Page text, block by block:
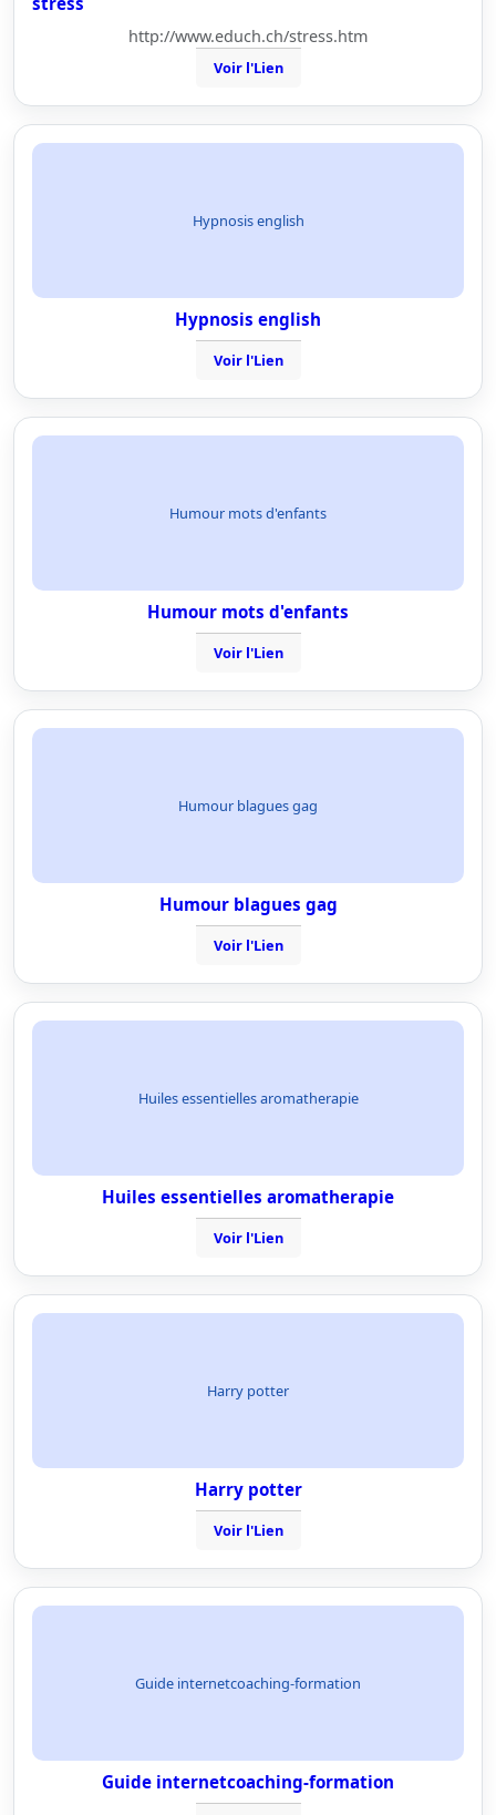
http://www.educh.ch/stress.htm
Voir l'Lien
Hypnosis english
Hypnosis english
Voir l'Lien
Humour mots d'enfants
Humour mots d'enfants
Voir l'Lien
Humour blagues gag
Humour blagues gag
Voir l'Lien
Huiles essentielles aromatherapie
Huiles essentielles aromatherapie
Voir l'Lien
Harry potter
Harry potter
Voir l'Lien
Guide internetcoaching-formation
Guide internetcoaching-formation